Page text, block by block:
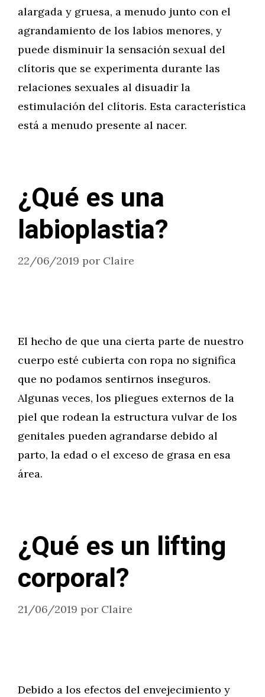
alargada y gruesa, a menudo junto con el
agrandamiento de los labios menores, y
puede disminuir la sensación sexual del
clítoris que se experimenta durante las
relaciones sexuales al disuadir la
estimulación del clítoris. Esta característica
está a menudo presente al nacer.
¿Qué es una
labioplastia?
22/06/2019 por Claire
El hecho de que una cierta parte de nuestro
cuerpo esté cubierta con ropa no significa
que no podamos sentirnos inseguros.
Algunas veces, los pliegues externos de la
piel que rodean la estructura vulvar de los
genitales pueden agrandarse debido al
parto, la edad o el exceso de grasa en esa
área.
¿Qué es un lifting
corporal?
21/06/2019 por Claire
Debido a los efectos del envejecimiento y